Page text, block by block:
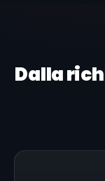
Dalla